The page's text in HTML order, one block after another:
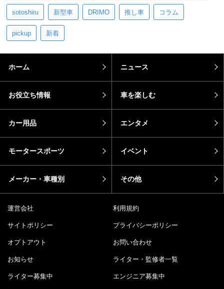
sotoshiru 新型車 DRIMO 推し車 コラム
pickup 新着
ホーム ニュース
お役立ち情報 車を楽しむ
カー用品 エンタメ
モータースポーツ イベント
メーカー・車種別 その他
運営会社 利用規約
サイトポリシー プライバシーポリシー
オプトアウト お問い合わせ
お知らせ ライター・監修者一覧
ライター募集中 エンジニア募集中